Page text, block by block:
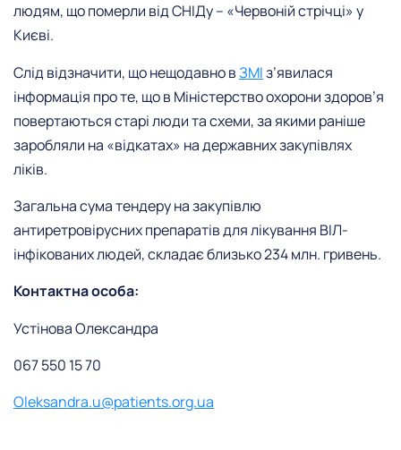
людям, що померли від СНІДу – «Червоній стрічці» у
Києві.
Слід відзначити, що нещодавно вЗМІз’явилася
інформація про те, що в Міністерство охорони здоров’я
повертаються старі люди та схеми, за якими раніше
заробляли на «відкатах» на державних закупівлях
ліків.
Загальна сума тендеру на закупівлю
антиретровірусних препаратів для лікування ВІЛ-
інфікованих людей, складає близько 234 млн. гривень.
Контактна особа:
Устінова Олександра
067 550 15 70
Oleksandra.u@patients.org.ua